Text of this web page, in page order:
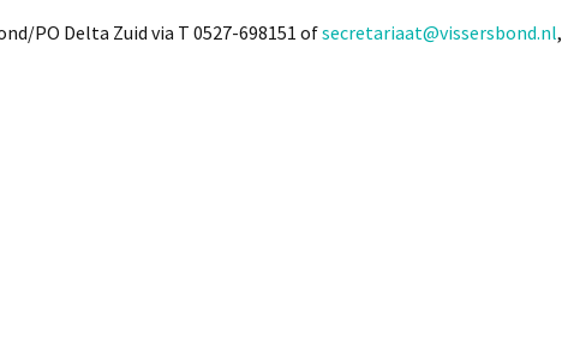
PO Delta Zuid via T 0527-698151 ofsecretariaat@vissersbond.nl